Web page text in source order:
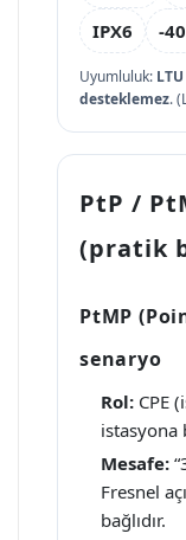
IPX6
-
Uyumluluk:
desteklemez.
PtP /
(pratik
PtMP
senaryo
Rol: CPE
istasyona
Mesafe:
Fresnel
bağlıdır.